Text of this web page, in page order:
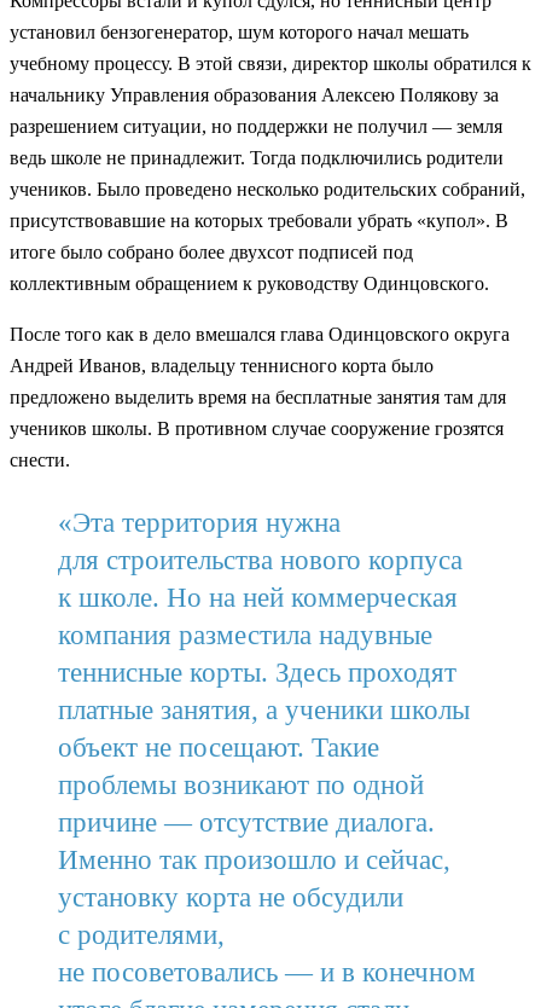
установил бензогенератор, шум которого начал мешать
учебному процессу. В этой связи, директор школы обратился к
начальнику Управления образования Алексею Полякову за
разрешением ситуации, но поддержки не получил — земля
ведь школе не принадлежит. Тогда подключились родители
учеников. Было проведено несколько родительских собраний,
присутствовавшие на которых требовали убрать «купол». В
итоге было собрано более двухсот подписей под
коллективным обращением к руководству Одинцовского.
После того как в дело вмешался глава Одинцовского округа
Андрей Иванов, владельцу теннисного корта было
предложено выделить время на бесплатные занятия там для
учеников школы. В противном случае сооружение грозятся
снести.
«Эта территория нужна
для строительства нового корпуса
к школе. Но на ней коммерческая
компания разместила надувные
теннисные корты. Здесь проходят
платные занятия, а ученики школы
объект не посещают. Такие
проблемы возникают по одной
причине — отсутствие диалога.
Именно так произошло и сейчас,
установку корта не обсудили
с родителями,
не посоветовались — и в конечном